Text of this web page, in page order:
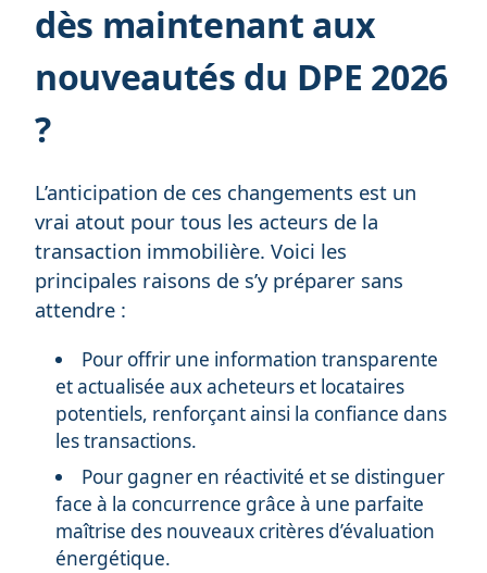
dès maintenant aux
nouveautés du DPE 2026
?
L’anticipation de ces changements est un
vrai atout pour tous les acteurs de la
transaction immobilière. Voici les
principales raisons de s’y préparer sans
attendre :
Pour offrir une information transparente
et actualisée aux acheteurs et locataires
potentiels, renforçant ainsi la confiance dans
les transactions.
Pour gagner en réactivité et se distinguer
face à la concurrence grâce à une parfaite
maîtrise des nouveaux critères d’évaluation
énergétique.